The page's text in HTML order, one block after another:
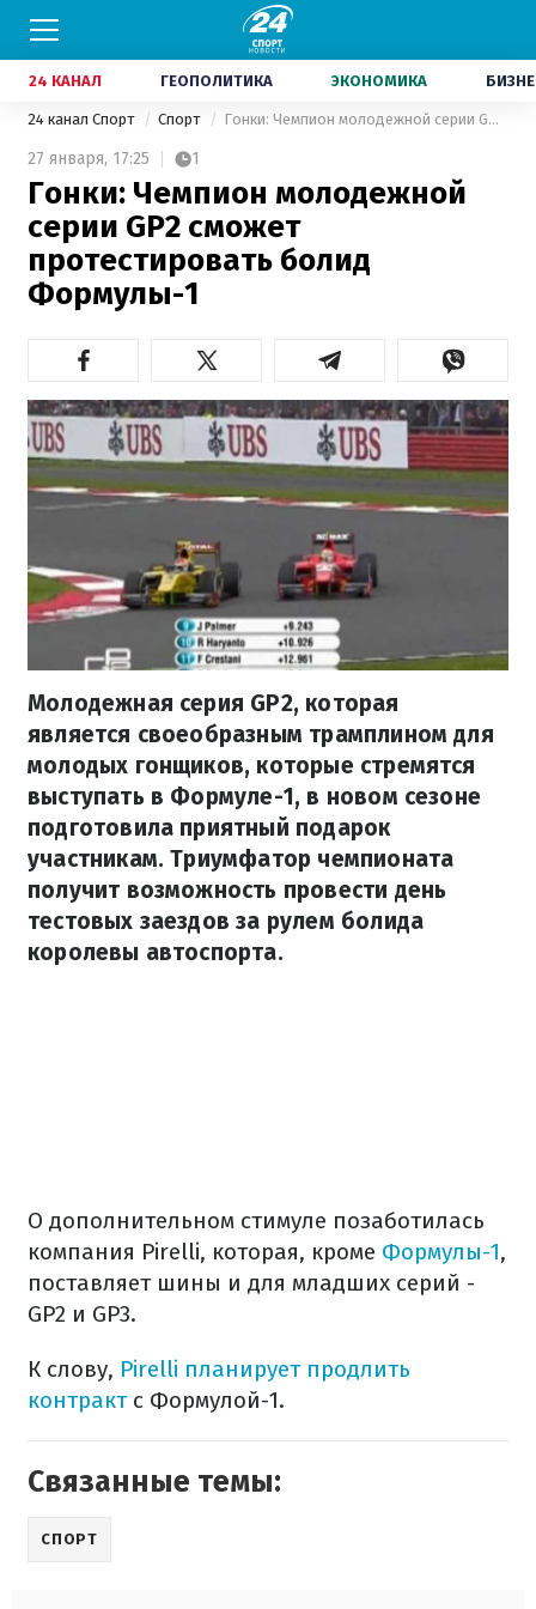
24 КАНАЛ ГЕОПОЛИТИКА ЭКОНОМИКА
24 канал Спорт Спорт Гонки: Чемпион молодежной серии GP2 сможет протестировать болид Формулы-1
27 января, 17:25 1
Гонки: Чемпион молодежной
серии GP2 сможет
протестировать болид
Формулы-1
Молодежная серия GP2, которая
является своеобразным трамплином для
молодых гонщиков, которые стремятся
выступать в Формуле-1, в новом сезоне
подготовила приятный подарок
участникам. Триумфатор чемпионата
получит возможность провести день
тестовых заездов за рулем болида
королевы автоспорта.
О дополнительном стимуле позаботилась
компания Pirelli, которая, кроме Формулы-1,
поставляет шины и для младших серий -
GP2 и GP3.
К слову, Pirelli планирует продлить
контрактс Формулой-1.
Связанные темы:
СПОРТ